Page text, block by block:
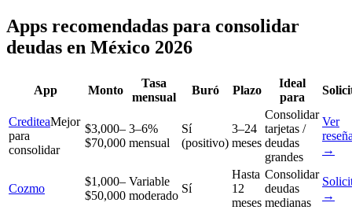
Apps recomendadas para consolidar
deudas en México 2026
App Monto
Tasa
mensual
Buró Plazo
Ideal
para
CrediteaMejor
para
consolidar
$3,000–
$70,000
3–6%
mensual
Sí
(positivo)
3–24
meses
Consolidar
tarjetas /
deudas
grandes
Ver
→
Cozmo
$1,000–
$50,000
Variable
moderado
Sí
Hasta
12
meses
Consolidar
deudas
medianas
→